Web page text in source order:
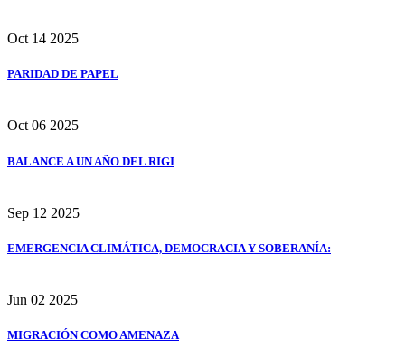
Oct 14 2025
PARIDAD DE PAPEL
Oct 06 2025
BALANCE A UN AÑO DEL RIGI
Sep 12 2025
EMERGENCIA CLIMÁTICA, DEMOCRACIA Y SOBERANÍA:
Jun 02 2025
MIGRACIÓN COMO AMENAZA